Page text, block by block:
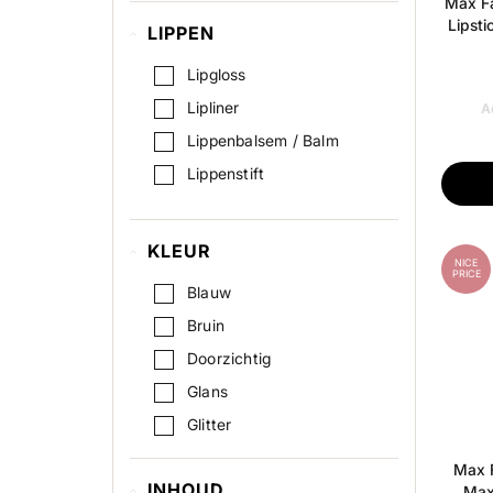
Wimpers / wenkbrauwen
LIPPEN
Lipgloss
Lipliner
Lippenbalsem / Balm
Lippenstift
KLEUR
Blauw
Bruin
Doorzichtig
Glans
Glitter
Grijs
NICE
PRICE
Max